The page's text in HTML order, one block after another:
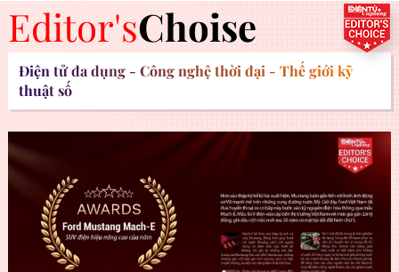
Editor'sChoise
Điện tử đa dụng - Công nghệ thời đại - Thế giới kỹ
thuật số